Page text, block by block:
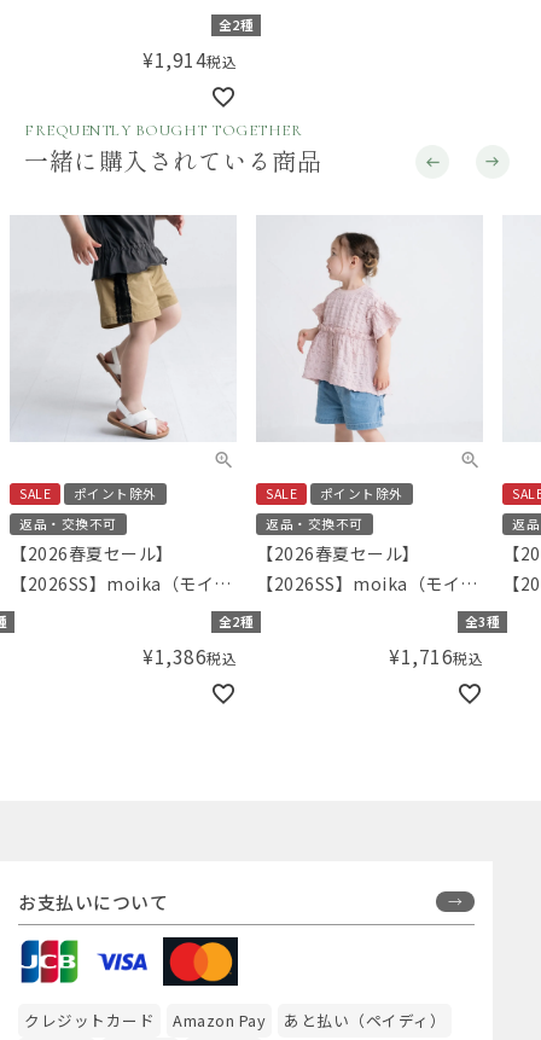
全2種
¥1,914税込
FREQUENTLY BOUGHT TOGETHER
一緒に購入されている商品
SALE
ポイント除外
返品・交換不可
【2026春夏セール】
【2026SS】moika（モイ
カ）レースパンツ
全2種
¥1,386税込
SALE
ポイント除外
返品・交換不可
【2026春夏セール】
【2026SS】moika（モイ
カ）ジャガードフリルチュ全3種
¥1,716税込
返
【
【
ミ
お支払いについて
クレジットカード Amazon Pay
あと払い（ペイディ）